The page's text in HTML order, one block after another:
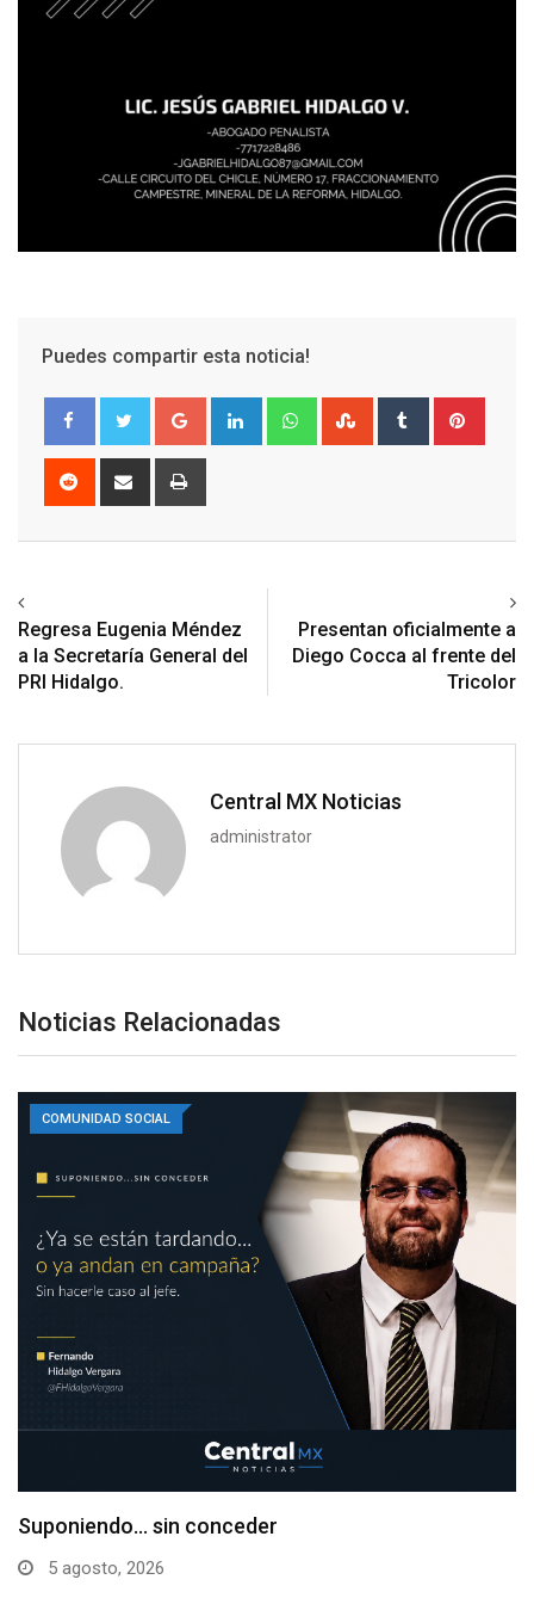
Puedes compartir esta noticia!
Google+ LinkedIn WhatsappStumbleUpon
Tumblr
Reddit
Share
Regresa Eugenia Méndez
a la Secretaría General del
PRI Hidalgo.
Presentan oficialmente a
Diego Cocca al frente del
Tricolor
Central MX Noticias
administrator
Noticias Relacionadas
COMUNIDAD SOCIAL
Suponiendo… sin conceder
5 agosto, 2026